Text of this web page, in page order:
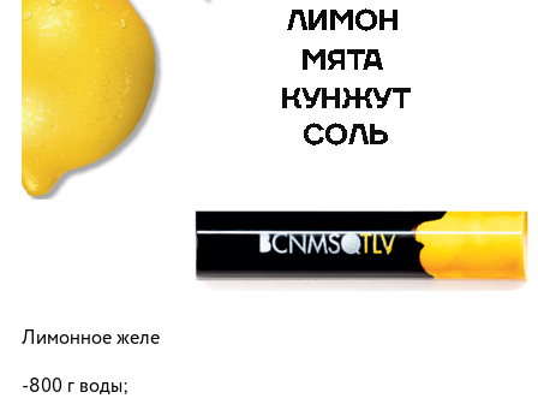
Лимонное желе
-800 г воды;